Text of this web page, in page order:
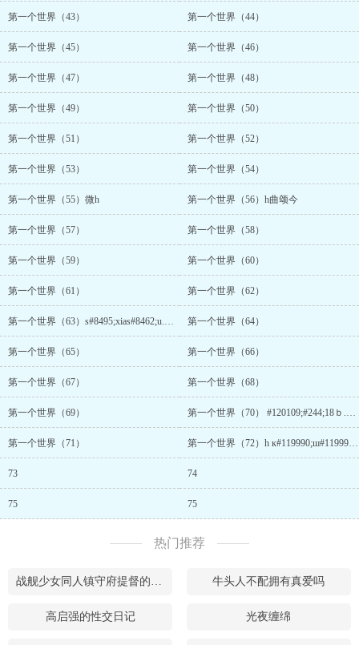
第一个世界（43） 第一个世界（44）
第一个世界（45） 第一个世界（46）
第一个世界（47） 第一个世界（48）
第一个世界（49） 第一个世界（50）
第一个世界（51） 第一个世界（52）
第一个世界（53） 第一个世界（54）
第一个世界（55）微h 第一个世界（56）h曲颂今
第一个世界（57） 第一个世界（58）
第一个世界（59） 第一个世界（60）
第一个世界（61） 第一个世界（62）
第一个世界（63）s#8495;xias#8462;u.℃㎡ 第一个世界（64）
第一个世界（65） 第一个世界（66）
第一个世界（67） 第一个世界（68）
第一个世界（69） 第一个世界（70） #120109;#244;18ｂ.c#244;#120054;
第一个世界（71） 第一个世界（72）h к#119990;ш#119990;уi8.#269;#244;#120002;
73 74
75 75
热门推荐
战舰少女同人镇守府提督的后宫日常 牛头人不配拥有真爱吗
高启强的性交日记 光夜缠绵